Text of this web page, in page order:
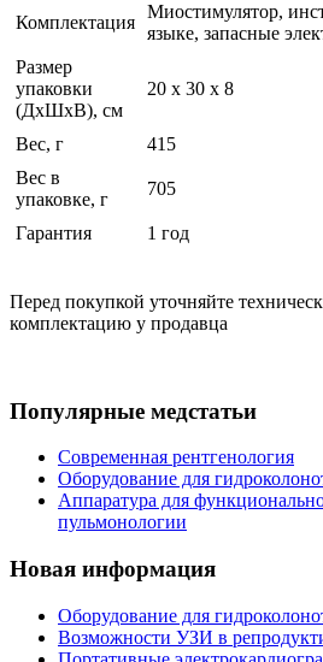
Комплектация
Миостимулятор,
языке, запасные
Размер
упаковки
(ДхШхВ), см
20 x 30 x 8
Вес, г
415
Вес в
упаковке, г
705
Гарантия 1 год
Перед покупкой уточняйте
комплектацию у продавца
Популярные медстатьи
Современная рентгенология
Оборудование для
Аппаратура для
пульмонологии
Новая информация
Оборудование для
Возможности УЗИ в